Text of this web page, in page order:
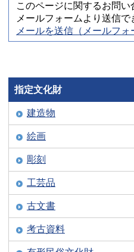
このページに関するお問
メールフォームより送信で
メールを送信（メールフォ
指定文化財
建造物
絵画
彫刻
工芸品
古文書
考古資料